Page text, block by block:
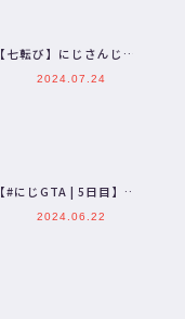
【七転び】にじさんじの
B級バラエティ（仮）＃
2024.07.24
【#にじGTA | 5日目】一
滴の墨【三枝明那 / にじ
2024.06.22